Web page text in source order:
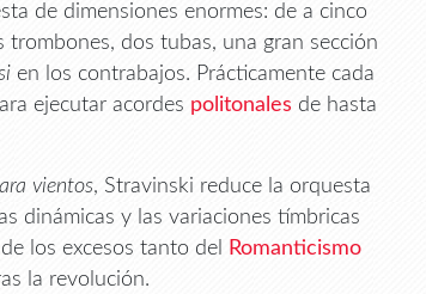
de dimensiones enormes: de a cinco
dos tubas, una gran sección
en los contrabajos. Prácticamente cada
ejecutar acordes politonales de hasta
vientos, Stravinski reduce la orquesta
dinámicas y las variaciones tímbricas
los excesos tanto del
Romanticismo
la revolución.